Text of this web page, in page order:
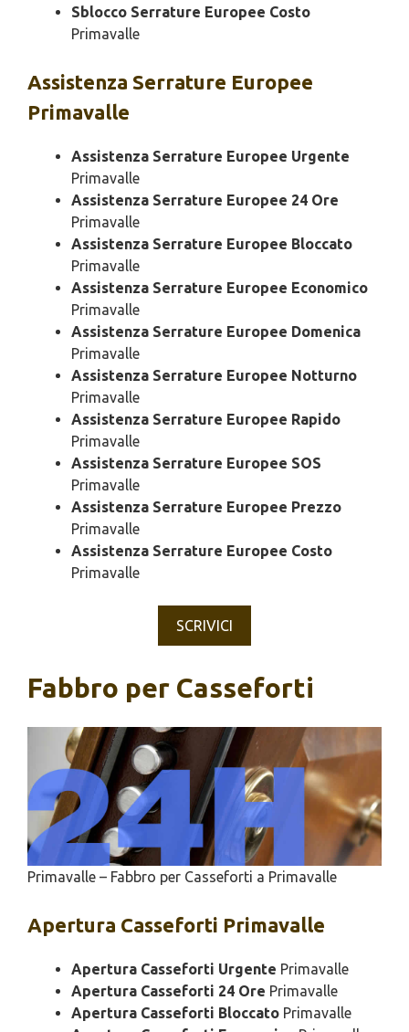
Sblocco Serrature Europee Costo
Primavalle
Assistenza Serrature Europee
Primavalle
Assistenza Serrature Europee Urgente
Primavalle
Assistenza Serrature Europee 24 Ore
Primavalle
Assistenza Serrature Europee Bloccato
Primavalle
Assistenza Serrature Europee Economico
Primavalle
Assistenza Serrature Europee Domenica
Primavalle
Assistenza Serrature Europee Notturno
Primavalle
Assistenza Serrature Europee Rapido
Primavalle
Assistenza Serrature Europee SOS
Primavalle
Assistenza Serrature Europee Prezzo
Primavalle
Assistenza Serrature Europee Costo
Primavalle
SCRIVICI
Fabbro per Casseforti
Primavalle – Fabbro per Casseforti a Primavalle
Apertura Casseforti Primavalle
Apertura Casseforti Urgente Primavalle
Apertura Casseforti 24 Ore Primavalle
Apertura Casseforti Bloccato Primavalle